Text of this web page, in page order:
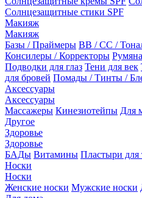
Солнцезащитные стики SPF
Макияж
Макияж
Базы / Праймеры BB / CC /
Консилеры / Корректоры
Подводки для глаз Тени для век
для бровей Помады / Тинты /
Аксессуары
Аксессуары
Массажеры Кинезиотейпы Для
Другое
Здоровье
Здоровье
БАДы Витамины Пластыри для
Носки
Носки
Женские носки Мужские носки